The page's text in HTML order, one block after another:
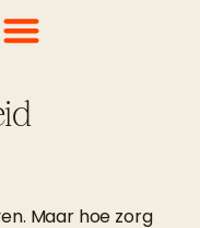
Maar hoe zorg